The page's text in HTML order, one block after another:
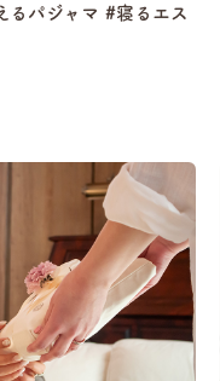
るパジャマ #寝るエス